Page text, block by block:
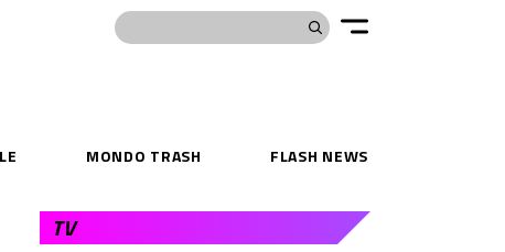
MONDO TRASH FLASH NEWS
TV